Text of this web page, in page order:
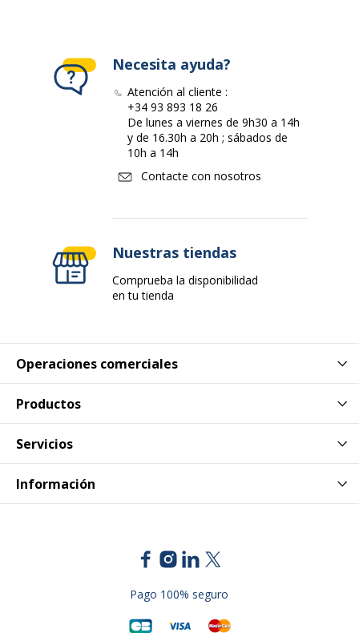
Operaciones comerciales
Productos
Servicios
Información
Necesita ayuda?
Atención al cliente :
+34 93 893 18 26
De lunes a viernes de 9h30 a 14h
y de 16.30h a 20h ; sábados de
10h a 14h
Contacte con nosotros
Nuestras tiendas
Comprueba la disponibilidad
en tu tienda
Pago 100% seguro